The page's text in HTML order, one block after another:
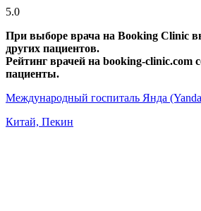
5.0
При выборе врача на Booking Clinic
других пациентов.
Рейтинг врачей на booking-clinic.com
пациенты.
Международный госпиталь Янда
Китай, Пекин